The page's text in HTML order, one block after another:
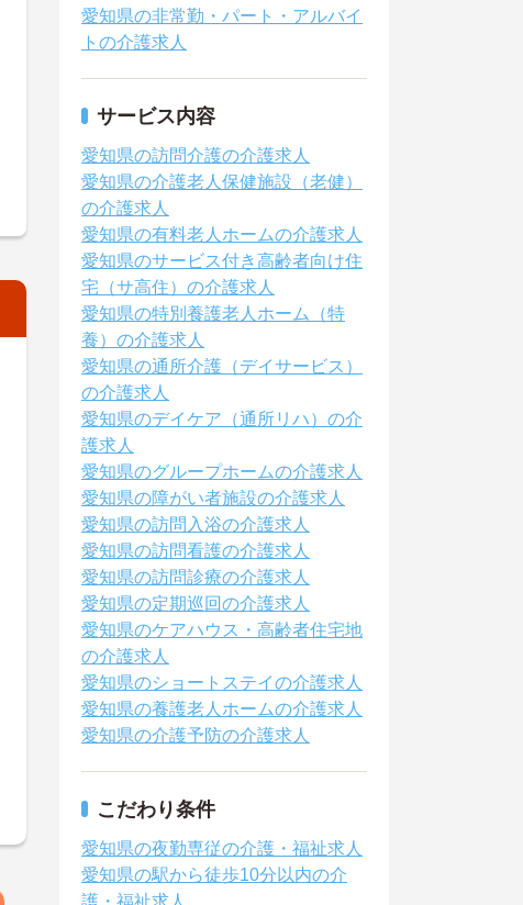
愛知県の非常勤・パート・アルバイ
トの介護求人
サービス内容
愛知県の訪問介護の介護求人
愛知県の介護老人保健施設（老健）
の介護求人
愛知県の有料老人ホームの介護求人
愛知県のサービス付き高齢者向け住
宅（サ高住）の介護求人
愛知県の特別養護老人ホーム（特
養）の介護求人
愛知県の通所介護（デイサービス）
の介護求人
愛知県のデイケア（通所リハ）の介
護求人
愛知県のグループホームの介護求人
愛知県の障がい者施設の介護求人
愛知県の訪問入浴の介護求人
愛知県の訪問看護の介護求人
愛知県の訪問診療の介護求人
愛知県の定期巡回の介護求人
愛知県のケアハウス・高齢者住宅地
の介護求人
愛知県のショートステイの介護求人
愛知県の養護老人ホームの介護求人
愛知県の介護予防の介護求人
こだわり条件
愛知県の夜勤専従の介護・福祉求人
愛知県の駅から徒歩10分以内の介
護・福祉求人